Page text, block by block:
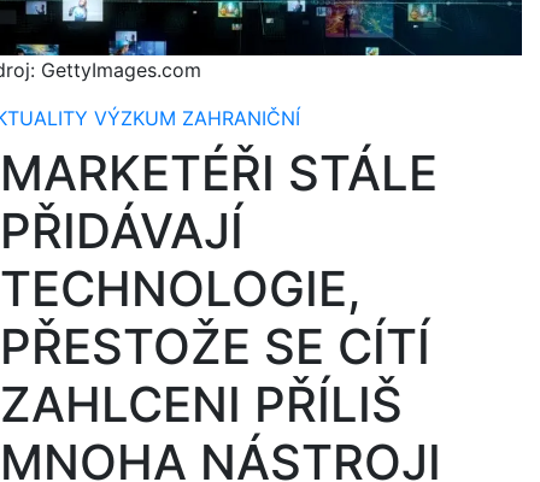
GettyImages.com
VÝZKUM ZAHRANIČNÍ
MARKETÉŘI STÁLE
PŘIDÁVAJÍ
TECHNOLOGIE,
PŘESTOŽE SE CÍTÍ
ZAHLCENI PŘÍLIŠ
MNOHA NÁSTROJI